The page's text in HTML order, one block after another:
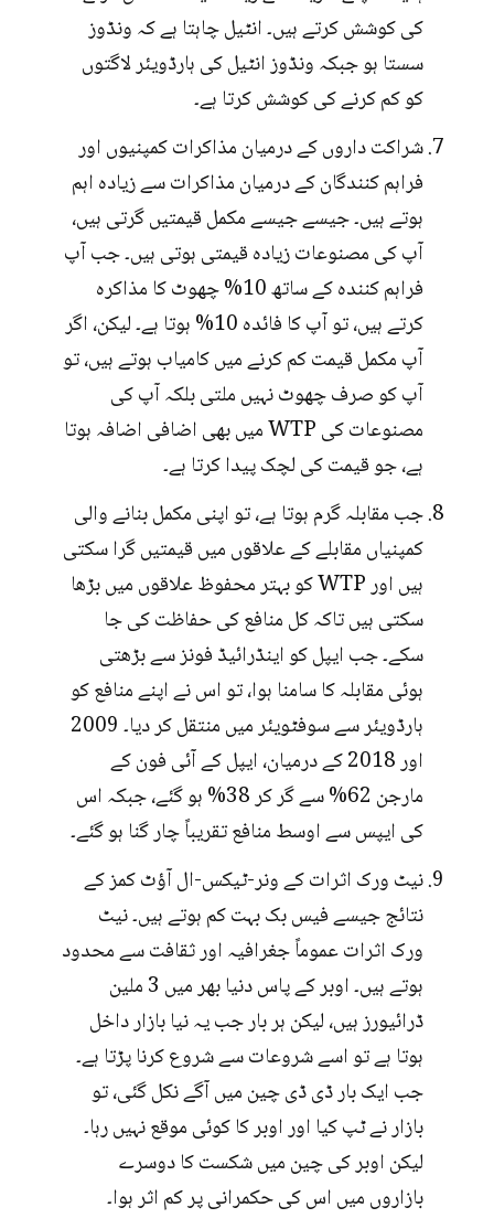
کی کوشش کرتے ہیں۔ انٹیل چاہتا ہے کہ ونڈوز
سستا ہو جبکہ ونڈوز انٹیل کی ہارڈویئر لاگتوں
کو کم کرنے کی کوشش کرتا ہے۔
شراکت داروں کے درمیان مذاکرات کمپنیوں اور
فراہم کنندگان کے درمیان مذاکرات سے زیادہ اہم
ہوتے ہیں۔ جیسے جیسے مکمل قیمتیں گرتی ہیں،
آپ کی مصنوعات زیادہ قیمتی ہوتی ہیں۔ جب آپ
فراہم کنندہ کے ساتھ 10% چھوٹ کا مذاکرہ
کرتے ہیں، تو آپ کا فائدہ 10% ہوتا ہے۔ لیکن، اگر
آپ مکمل قیمت کم کرنے میں کامیاب ہوتے ہیں، تو
آپ کو صرف چھوٹ نہیں ملتی بلکہ آپ کی
مصنوعات کی WTP میں بھی اضافی اضافہ ہوتا
ہے، جو قیمت کی لچک پیدا کرتا ہے۔
جب مقابلہ گرم ہوتا ہے، تو اپنی مکمل بنانے والی
کمپنیاں مقابلے کے علاقوں میں قیمتیں گرا سکتی
ہیں اور WTP کو بہتر محفوظ علاقوں میں بڑھا
سکتی ہیں تاکہ کل منافع کی حفاظت کی جا
سکے۔ جب ایپل کو اینڈرائیڈ فونز سے بڑھتی
ہوئی مقابلہ کا سامنا ہوا، تو اس نے اپنے منافع کو
ہارڈویئر سے سوفٹویئر میں منتقل کر دیا۔ 2009
اور 2018 کے درمیان، ایپل کے آئی فون کے
مارجن 62% سے گر کر 38% ہو گئے، جبکہ اس
کی ایپس سے اوسط منافع تقریباً چار گنا ہو گئے۔
نیٹ ورک اثرات کے ونر-ٹیکس-ال آؤٹ کمز کے
نتائج جیسے فیس بک بہت کم ہوتے ہیں۔ نیٹ
ورک اثرات عموماً جغرافیہ اور ثقافت سے محدود
ہوتے ہیں۔ اوبر کے پاس دنیا بھر میں 3 ملین
ڈرائیورز ہیں، لیکن ہر بار جب یہ نیا بازار داخل
ہوتا ہے تو اسے شروعات سے شروع کرنا پڑتا ہے۔
جب ایک بار ڈی ڈی چین میں آگے نکل گئی، تو
بازار نے ٹپ کیا اور اوبر کا کوئی موقع نہیں رہا۔
لیکن اوبر کی چین میں شکست کا دوسرے
بازاروں میں اس کی حکمرانی پر کم اثر ہوا۔